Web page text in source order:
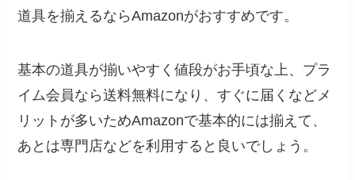
道具を揃えるならAmazonがおすすめです。
基本の道具が揃いやすく値段がお手頃な上、プラ
イム会員なら送料無料になり、すぐに届くなどメ
リットが多いためAmazonで基本的には揃えて、
あとは専門店などを利用すると良いでしょう。